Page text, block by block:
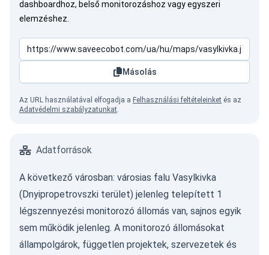
dashboardhoz, belső monitorozáshoz vagy egyszeri
elemzéshez.
Másolás
Az URL használatával elfogadja a Felhasználási feltételeinket és az
Adatvédelmi szabályzatunkat.
Adatforrások
A következő városban: városias falu Vasylkivka
(Dnyipropetrovszki terület) jelenleg telepített 1
légszennyezési monitorozó állomás van, sajnos egyik
sem működik jelenleg. A monitorozó állomásokat
állampolgárok, független projektek, szervezetek és